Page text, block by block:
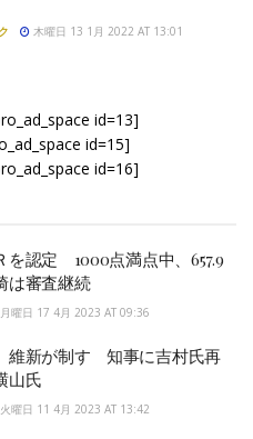
木曜日 13 1月 2022 AT 13:01
id=13]
id=15]
id=16]
を認定 1000点満点中、657.9
審査継続
月曜日 17 4月 2023 AT 09:36
維新が制す 知事に吉村氏再
山氏
火曜日 11 4月 2023 AT 13:42